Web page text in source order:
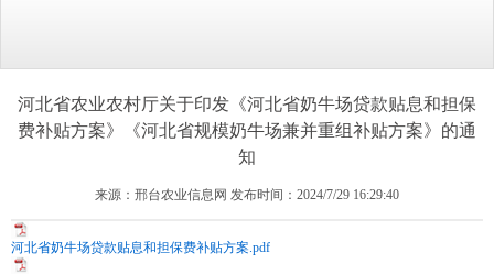
河北省农业农村厅关于印发《河北省奶牛场贷款贴息和担保
费补贴方案》《河北省规模奶牛场兼并重组补贴方案》的通
知
来源：邢台农业信息网 发布时间：2024/7/29 16:29:40
河北省奶牛场贷款贴息和担保费补贴方案.pdf